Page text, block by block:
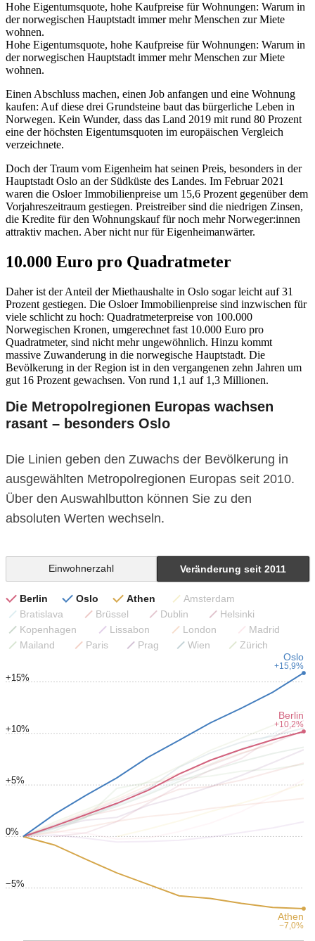
Hohe Eigentumsquote, hohe Kaufpreise für Wohnungen: Warum in
der norwegischen Hauptstadt immer mehr Menschen zur Miete
wohnen.
Hohe Eigentumsquote, hohe Kaufpreise für Wohnungen: Warum in
der norwegischen Hauptstadt immer mehr Menschen zur Miete
wohnen.
Einen Abschluss machen, einen Job anfangen und eine Wohnung
kaufen: Auf diese drei Grundsteine baut das bürgerliche Leben in
Norwegen. Kein Wunder, dass das Land 2019 mit rund 80 Prozent
eine der höchsten Eigentumsquoten im europäischen Vergleich
verzeichnete.
Doch der Traum vom Eigenheim hat seinen Preis, besonders in der
Hauptstadt Oslo an der Südküste des Landes. Im Februar 2021
waren die Osloer Immobilienpreise um 15,6 Prozent gegenüber dem
Vorjahreszeitraum gestiegen. Preistreiber sind die niedrigen Zinsen,
die Kredite für den Wohnungskauf für noch mehr Norweger:innen
attraktiv machen. Aber nicht nur für Eigenheimanwärter.
10.000 Euro pro Quadratmeter
Daher ist der Anteil der Miethaushalte in Oslo sogar leicht auf 31
Prozent gestiegen. Die Osloer Immobilienpreise sind inzwischen für
viele schlicht zu hoch: Quadratmeterpreise von 100.000
Norwegischen Kronen, umgerechnet fast 10.000 Euro pro
Quadratmeter, sind nicht mehr ungewöhnlich. Hinzu kommt
massive Zuwanderung in die norwegische Hauptstadt. Die
Bevölkerung in der Region ist in den vergangenen zehn Jahren um
gut 16 Prozent gewachsen. Von rund 1,1 auf 1,3 Millionen.
Die Metropolregionen Europas wachsen
rasant – besonders Oslo
Die Linien geben den Zuwachs der Bevölkerung in
ausgewählten Metropolregionen Europas seit 2010.
Über den Auswahlbutton können Sie zu den
absoluten Werten wechseln.
Einwohnerzahl Veränderung seit 2011
Berlin Oslo Athen
Amsterdam
Bratislava
Brüssel Dublin
Helsinki
Kopenhagen
Lissabon London
Madrid
Mailand
Paris Prag Wien Zürich
−5%
0%
+5%
+10%
+15%
−5%
0%
+5%
+10%
+15%
Berlin
+10,2%
Athen
−7,0%
Oslo
+15,9%